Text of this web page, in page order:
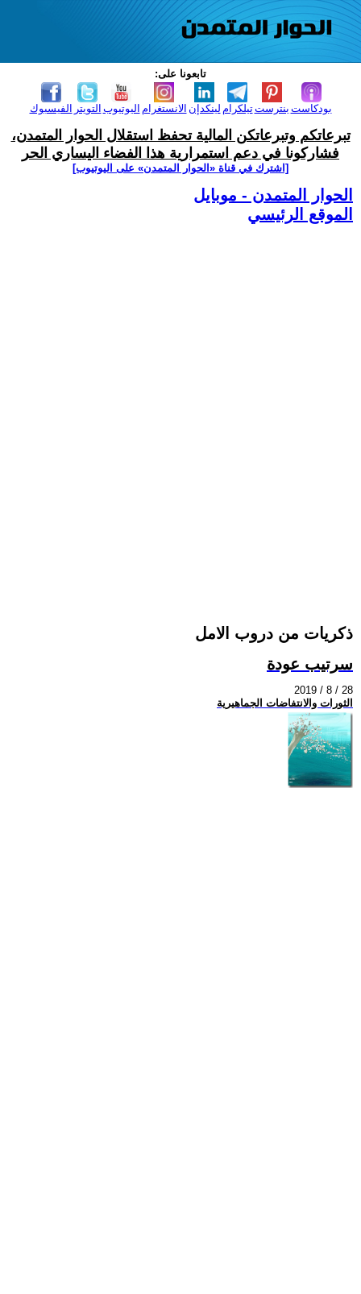
تابعونا على:
الفيسبوك التويتر اليوتيوب الانستغرام لينكدإن تيلكرامبنترست بودكاست
تبرعاتكم وتبرعاتكن المالية تحفظ استقلال الحوار المتمدن،
فشاركونا في دعم استمرارية هذا الفضاء اليساري الحر
[اشترك في قناة ‫«الحوار المتمدن» على اليوتيوب]
الحوار المتمدن - موبايل
الموقع الرئيسي
ذكريات من دروب الامل
سرتيب عودة
2019 / 8 / 28
الثورات والانتفاضات الجماهيرية